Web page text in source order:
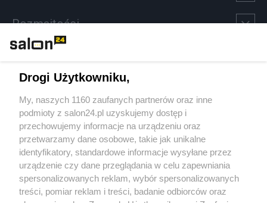
Rozmaitości
Sport
Społeczeństwo
Kultura
Drogi Użytkowniku,
My, naszych 1160 zaufanych partnerów oraz inne
podmioty z salon24.pl uzyskujemy dostęp i
przechowujemy informacje na urządzeniu oraz
przetwarzamy dane osobowe, takie jak unikalne
identyfikatory, standardowe informacje wysyłane przez
urządzenie czy dane przeglądania w celu zapewniania
spersonalizowanych reklam, wybór spersonalizowanych
treści, pomiar reklam i treści, badanie odbiorców oraz